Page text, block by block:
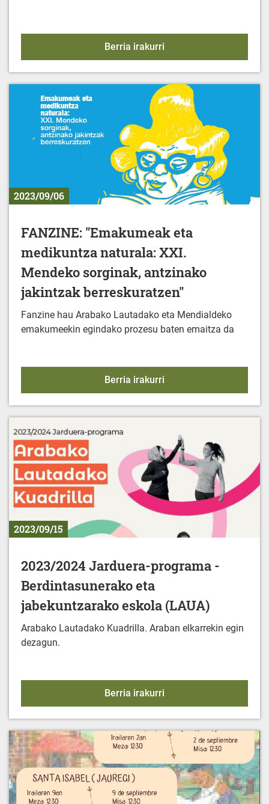
Berria irakurri
2023/09/06
FANZINE: "Emakumeak eta
medikuntza naturala: XXI.
Mendeko sorginak, antzinako
jakintzak berreskuratzen"
Fanzine hau Arabako Lautadako eta Mendialdeko
emakumeekin egindako prozesu baten emaitza da
Berria irakurri
2023/09/15
2023/2024 Jarduera-programa -
Berdintasunerako eta
jabekuntzarako eskola (LAUA)
Arabako Lautadako Kuadrilla. Araban elkarrekin egin
dezagun.
Berria irakurri